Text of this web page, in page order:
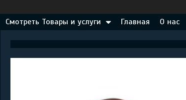
Смотреть Товары и услуги Главная О нас